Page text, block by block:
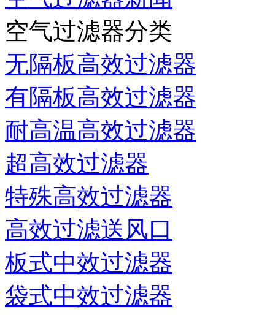
空气过滤器分类
无隔板高效过滤器
有隔板高效过滤器
耐高温高效过滤器
超高效过滤器
特殊高效过滤器
高效过滤送风口
板式中效过滤器
袋式中效过滤器